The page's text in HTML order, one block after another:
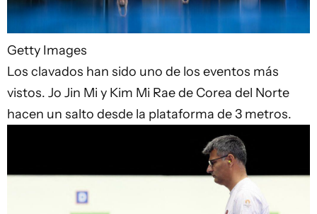
Getty Images
Los clavados han sido uno de los eventos más
vistos. Jo Jin Mi y Kim Mi Rae de Corea del Norte
hacen un salto desde la plataforma de 3 metros.